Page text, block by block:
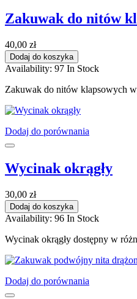
Zakuwak do nitów
40,00 zł
Dodaj do koszyka
Availability: 97 In Stock
Zakuwak do nitów klapsowych
Dodaj do porównania
Wycinak okrągły
30,00 zł
Dodaj do koszyka
Availability: 96 In Stock
Wycinak okrągły dostępny w
Dodaj do porównania